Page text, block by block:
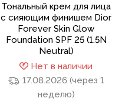
Тональный крем для лица
с сияющим финишем Dior
Forever Skin Glow
Foundation SPF 25 (1.5N
Neutral)
Нет в наличии
17.08.2026 (через 1
неделю)